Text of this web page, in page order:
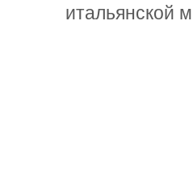
итальянской